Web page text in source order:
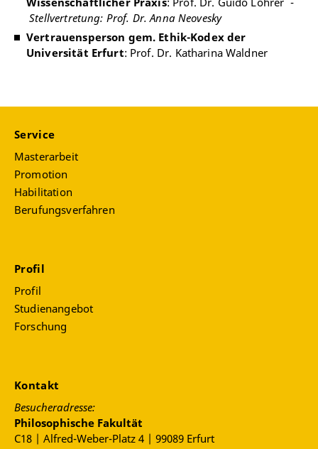
Stellvertretung: Prof. Dr. Anna Neovesky
Vertrauensperson gem. Ethik-Kodex der
Universität Erfurt: Prof. Dr. Katharina Waldner
Service
Masterarbeit
Promotion
Habilitation
Berufungsverfahren
Profil
Profil
Studienangebot
Forschung
Kontakt
Besucheradresse:
Philosophische Fakultät
C18 | Alfred-Weber-Platz 4 | 99089 Erfurt